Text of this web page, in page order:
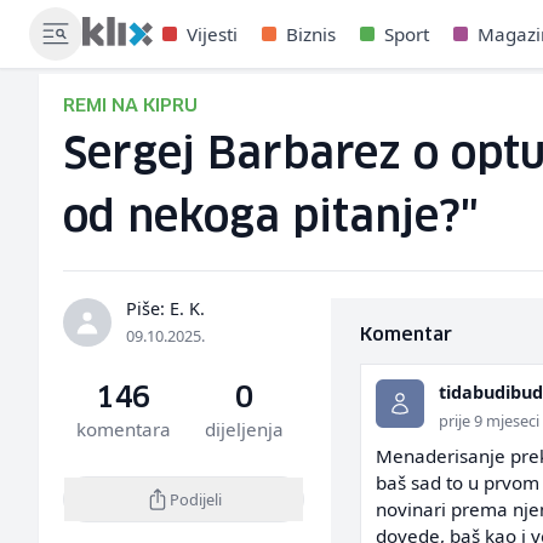
Vijesti Biznis Sport
REMI NA KIPRU
Sergej Barbarez o
od nekoga pitanje?"
Piše: E. K.
09.10.2025.
146
komentara
0
dijeljenja
Podijeli
Komentar
prije 9 mjeseci
Menaderisanje
baš sad to u
novinari prema
dovede, baš kao i